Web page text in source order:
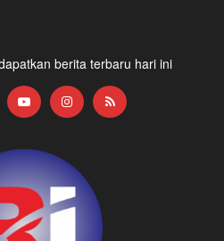
berita terbaru hari ini